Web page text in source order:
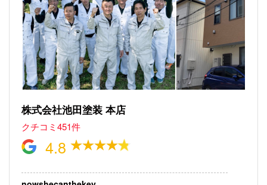
株式会社池田塗装 本店
クチコミ451件
4.8